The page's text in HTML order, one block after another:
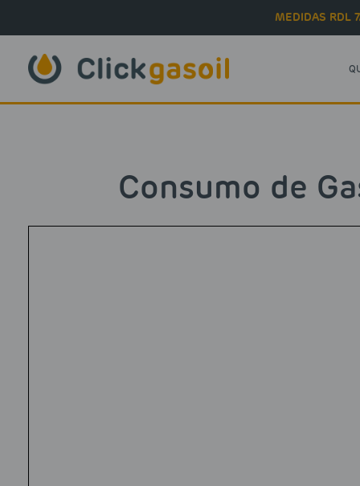
MEDIDAS RDL
Consumo de